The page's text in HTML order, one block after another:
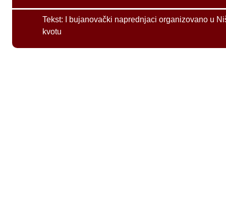
Tekst:
I bujanovački naprednjaci organizovano u
kvotu